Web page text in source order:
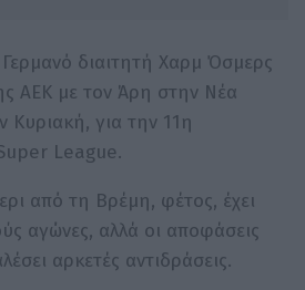
διαιτητή Χαρμ Όσμερς
ΑΕΚ με τον Άρη στην Νέα
Κυριακή, για την 11η
League.
από τη Βρέμη, φέτος, έχει
αγώνες, αλλά οι αποφάσεις
αρκετές αντιδράσεις.